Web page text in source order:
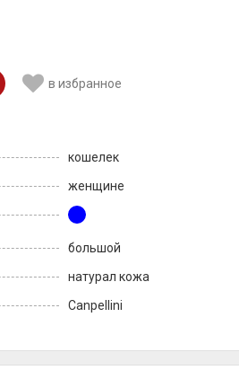
в избранное
кошелек
женщине
большой
натурал кожа
Canpellini